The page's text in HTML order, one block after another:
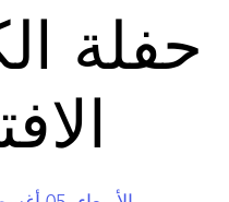
حفلة